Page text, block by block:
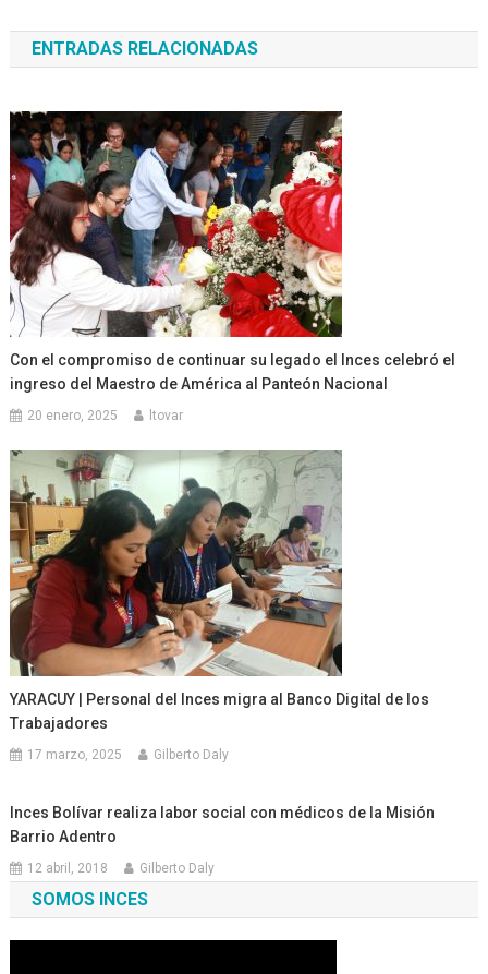
de
entradas
ENTRADAS RELACIONADAS
Con el compromiso de continuar su legado el Inces celebró el
ingreso del Maestro de América al Panteón Nacional
20 enero, 2025 ltovar
YARACUY | Personal del Inces migra al Banco Digital de los
Trabajadores
17 marzo, 2025 Gilberto Daly
Inces Bolívar realiza labor social con médicos de la Misión
Barrio Adentro
12 abril, 2018 Gilberto Daly
SOMOS INCES